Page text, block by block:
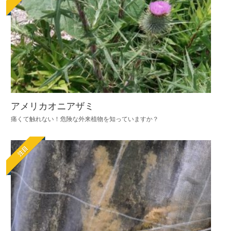
アメリカオニアザミ
痛くて触れない！危険な外来植物を知っていますか？
注目